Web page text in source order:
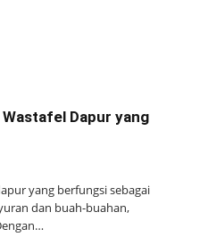
Dapur yang
yang berfungsi sebagai
dan buah-buahan,